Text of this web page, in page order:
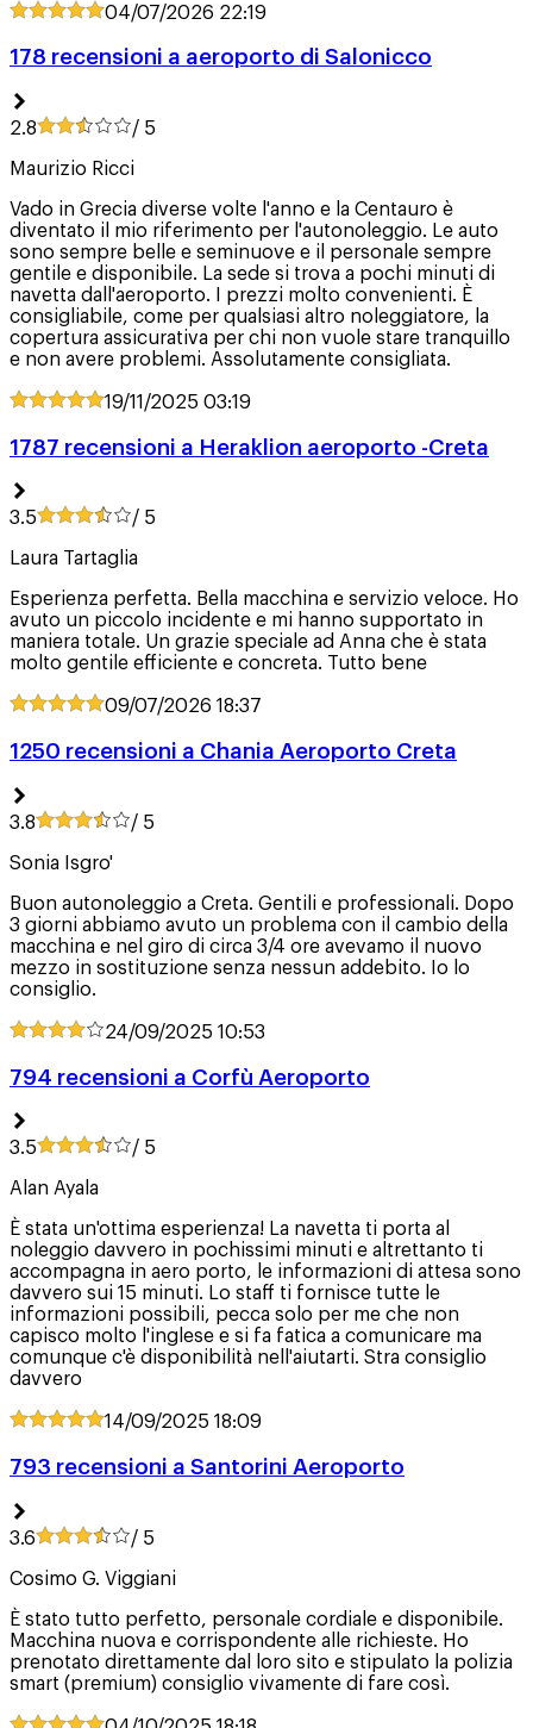
04/07/2026 22:19
178 recensioni a aeroporto di Salonicco
2.8 / 5
Maurizio Ricci
Vado in Grecia diverse volte l'anno e la Centauro è
diventato il mio riferimento per l'autonoleggio. Le auto
sono sempre belle e seminuove e il personale sempre
gentile e disponibile. La sede si trova a pochi minuti di
navetta dall'aeroporto. I prezzi molto convenienti. È
consigliabile, come per qualsiasi altro noleggiatore, la
copertura assicurativa per chi non vuole stare tranquillo
e non avere problemi. Assolutamente consigliata.
19/11/2025 03:19
1787 recensioni a Heraklion aeroporto -Creta
3.5 / 5
Laura Tartaglia
Esperienza perfetta. Bella macchina e servizio veloce. Ho
avuto un piccolo incidente e mi hanno supportato in
maniera totale. Un grazie speciale ad Anna che è stata
molto gentile efficiente e concreta. Tutto bene
09/07/2026 18:37
1250 recensioni a Chania Aeroporto Creta
3.8 / 5
Sonia Isgro'
Buon autonoleggio a Creta. Gentili e professionali. Dopo
3 giorni abbiamo avuto un problema con il cambio della
macchina e nel giro di circa 3/4 ore avevamo il nuovo
mezzo in sostituzione senza nessun addebito. Io lo
consiglio.
24/09/2025 10:53
794 recensioni a Corfù Aeroporto
3.5 / 5
Alan Ayala
È stata un'ottima esperienza! La navetta ti porta al
noleggio davvero in pochissimi minuti e altrettanto ti
accompagna in aero porto, le informazioni di attesa sono
davvero sui 15 minuti. Lo staff ti fornisce tutte le
informazioni possibili, pecca solo per me che non
capisco molto l'inglese e si fa fatica a comunicare ma
comunque c'è disponibilità nell'aiutarti. Stra consiglio
davvero
14/09/2025 18:09
793 recensioni a Santorini Aeroporto
3.6 / 5
Cosimo G. Viggiani
È stato tutto perfetto, personale cordiale e disponibile.
Macchina nuova e corrispondente alle richieste. Ho
prenotato direttamente dal loro sito e stipulato la polizia
smart (premium) consiglio vivamente di fare così.